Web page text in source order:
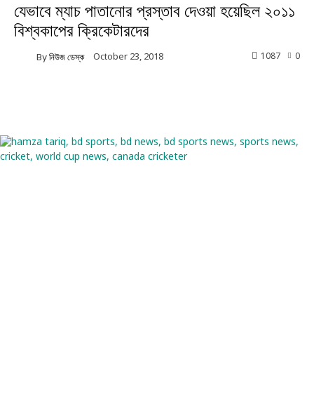
যেভাবে ম্যাচ পাতানোর প্রস্তাব দেওয়া হয়েছিল ২০১১
বিশ্বকাপের ক্রিকেটারদের
By নিউজ ডেস্ক October 23, 2018 0
1087